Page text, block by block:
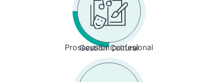
Prosecusión profesional
Gestión Cultural